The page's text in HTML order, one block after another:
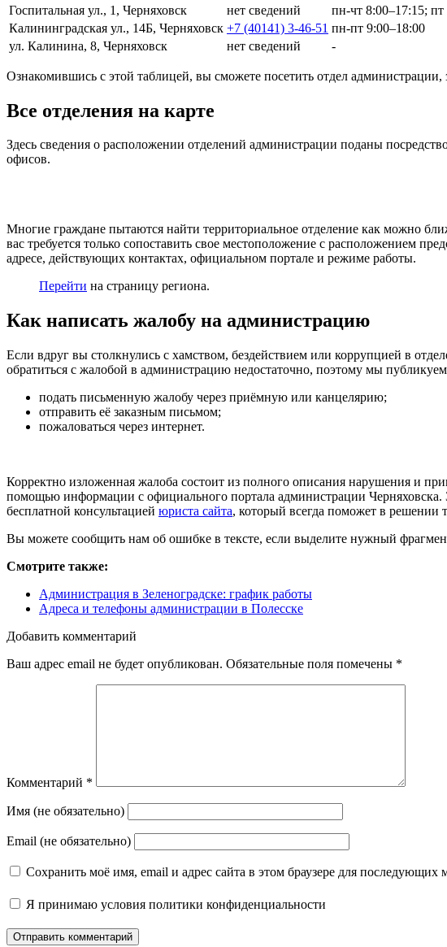
Госпитальная ул., 1, Черняховск
нет сведений
пн-чт 8:00–17:15; пт
Калининградская ул., 14Б, Черняховск +7 (40141) 3-46-51 пн-пт 9:00–18:00
ул. Калинина, 8, Черняховск
нет сведений -
Ознакомившись с этой таблицей, вы сможете посетить отдел
Все отделения на карте
Здесь сведения о расположении отделений администрации поданы
офисов.
Многие граждане пытаются найти территориальное отделение как можно
вас требуется только сопоставить свое местоположение с расположением
адресе, действующих контактах, официальном портале и режиме работы.
Перейти на страницу региона.
Как написать жалобу на администрацию
Если вдруг вы столкнулись с хамством, бездействием или коррупцией в
обратиться с жалобой в администрацию недостаточно, поэтому мы
подать письменную жалобу через приёмную или канцелярию;
отправить её заказным письмом;
пожаловаться через интернет.
Корректно изложенная жалоба состоит из полного описания нарушения и
помощью информации с официального портала администрации Черняховска.
бесплатной консультацией юриста сайта, который всегда поможет в решении
Вы можете сообщить нам об ошибке в тексте, если выделите нужный
Смотрите также:
Администрация в Зеленоградске: график работы
Адреса и телефоны администрации в Полесске
Добавить комментарий
Ваш адрес email не будет опубликован. Обязательные поля помечены *
Комментарий *
Имя (не обязательно)
Email (не обязательно)
Сохранить моё имя, email и адрес сайта в этом браузере для последующих
Я принимаю условия политики конфиденциальности